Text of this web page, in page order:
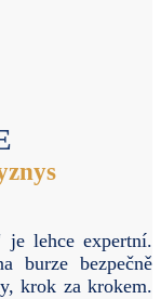
lehce expertní.
burze bezpečně
krok za krokem.